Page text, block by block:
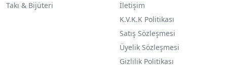
Takı & Bijüteri
İletişim
K.V.K.K Politikası
Satış Sözleşmesi
Üyelik Sözleşmesi
Gizlilik Politikası